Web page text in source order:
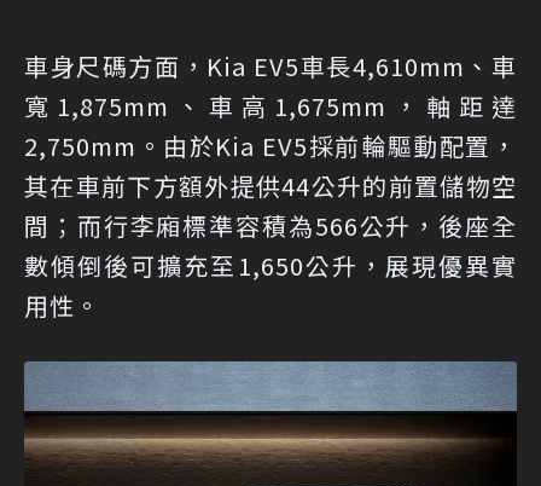
車身尺碼方面，Kia EV5車長4,610mm、車
寬1,875mm、車高1,675mm，軸距達
2,750mm。由於Kia EV5採前輪驅動配置，
其在車前下方額外提供44公升的前置儲物空
間；而行李廂標準容積為566公升，後座全
數傾倒後可擴充至1,650公升，展現優異實
用性。